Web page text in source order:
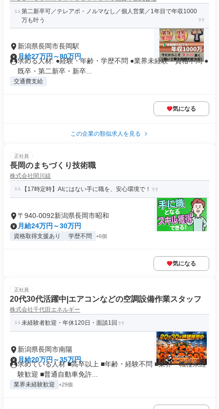
第二新卒可／テレアポ・ノルマなし／個人営業／1年目で年収1000
万も叶う
新潟県長岡市長岡駅
月給27万円～80万円
求める人材: ●経験・年齢・学歴不問 ●業界未経験・資格不問 ●
既卒・第二新卒・新卒...
交通費支給
気になる
この企業の類似求人を見る
正社員
長岡のまちづくり技術職
株式会社関川組
【17時定時】AIにはない手に職を、安心環境で！
〒940-0092新潟県長岡市昭和
月給24万円～30万円
資格取得支援あり 学歴不問 +6個
気になる
正社員
20代30代活躍中|エアコンなどの空調設備作業スタッフ
株式会社千代田エネルギー
未経験者歓迎・年休120日・面談1回
新潟県長岡市南陽
月給20万円～35万円
求めている人材 ■高卒以上 ■年齢・経験不問 ■業界・職種未経
験歓迎 ■普通自動車免許...
業界未経験歓迎 +29個